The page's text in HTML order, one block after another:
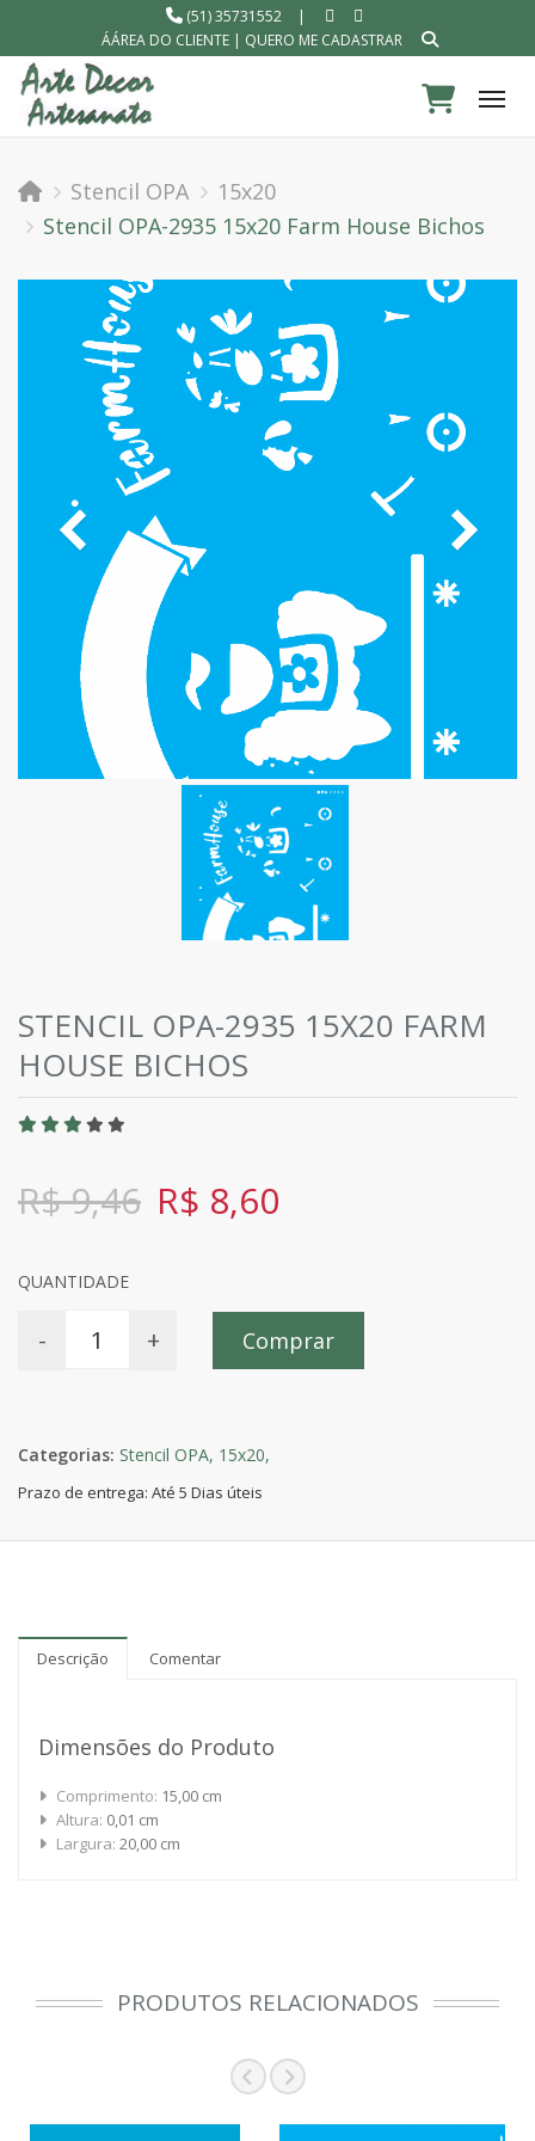
(51) 35731552
|
ÁÁREA DO CLIENTE| QUERO ME CADASTRAR
Stencil OPA
15x20
Stencil OPA-2935 15x20 Farm House Bichos
STENCIL OPA-2935 15X20 FARM
HOUSE BICHOS
R$ 9,46 R$ 8,60
QUANTIDADE
- + Comprar
Categorias: Stencil OPA, 15x20,
Prazo de entrega: Até 5 Dias úteis
Descrição Comentar
Dimensões do Produto
Comprimento: 15,00 cm
Altura: 0,01 cm
Largura: 20,00 cm
PRODUTOS RELACIONADOS